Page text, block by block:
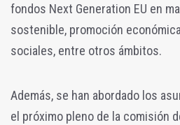
fondos Next Generation EU en
sostenible, promoción
sociales, entre otros ámbitos.
Además, se han abordado los
el próximo pleno de la comisión